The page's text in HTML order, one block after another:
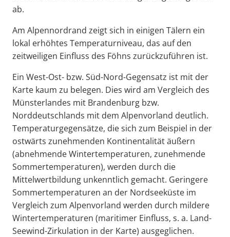
ab.
Am Alpennordrand zeigt sich in einigen Tälern ein
lokal erhöhtes Temperaturniveau, das auf den
zeitweiligen Einfluss des Föhns zurückzuführen ist.
Ein West-Ost- bzw. Süd-Nord-Gegensatz ist mit der
Karte kaum zu belegen. Dies wird am Vergleich des
Münsterlandes mit Brandenburg bzw.
Norddeutschlands mit dem Alpenvorland deutlich.
Temperaturgegensätze, die sich zum Beispiel in der
ostwärts zunehmenden Kontinentalität äußern
(abnehmende Wintertemperaturen, zunehmende
Sommertemperaturen), werden durch die
Mittelwertbildung unkenntlich gemacht. Geringere
Sommertemperaturen an der Nordseeküste im
Vergleich zum Alpenvorland werden durch mildere
Wintertemperaturen (maritimer Einfluss, s. a. Land-
Seewind-Zirkulation in der Karte) ausgeglichen.